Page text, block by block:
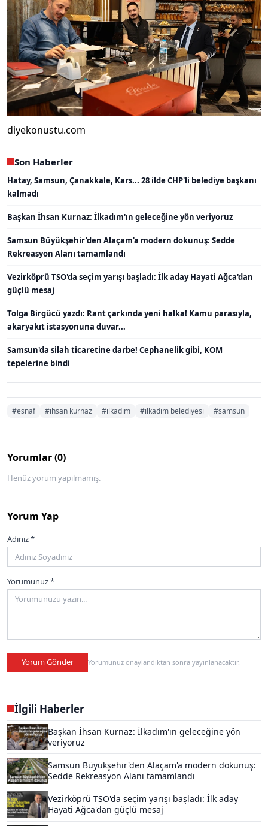
diyekonustu.com
Son Haberler
Hatay, Samsun, Çanakkale, Kars... 28 ilde CHP'li belediye başkanı
kalmadı
Başkan İhsan Kurnaz: İlkadım'ın geleceğine yön veriyoruz
Samsun Büyükşehir'den Alaçam'a modern dokunuş: Sedde
Rekreasyon Alanı tamamlandı
Vezirköprü TSO'da seçim yarışı başladı: İlk aday Hayati Ağca'dan
güçlü mesaj
Tolga Birgücü yazdı: Rant çarkında yeni halka! Kamu parasıyla,
akaryakıt istasyonuna duvar...
Samsun'da silah ticaretine darbe! Cephanelik gibi, KOM
tepelerine bindi
#esnaf #ihsan kurnaz #ilkadım #ilkadım belediyesi #samsun
Yorumlar (0)
Henüz yorum yapılmamış.
Yorum Yap
Adınız *
Yorumunuz *
Yorum Gönder Yorumunuz onaylandıktan sonra yayınlanacaktır.
İlgili Haberler
Başkan İhsan Kurnaz: İlkadım'ın geleceğine yön
veriyoruz
Samsun Büyükşehir'den Alaçam'a modern dokunuş:
Sedde Rekreasyon Alanı tamamlandı
Vezirköprü TSO'da seçim yarışı başladı: İlk aday
Hayati Ağca'dan güçlü mesaj